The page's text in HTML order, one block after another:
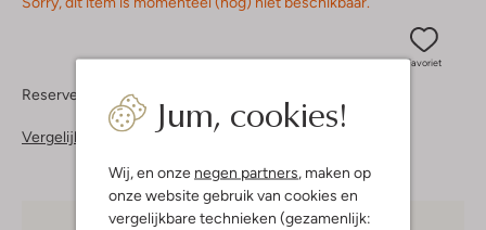
Jum, cookies!
Wij, en onze negen partners , maken op
onze website gebruik van cookies en
vergelijkbare technieken (gezamenlijk:
Favoriet
Reserveer direct in een van onze 37 boutiques
Vergelijkbare items